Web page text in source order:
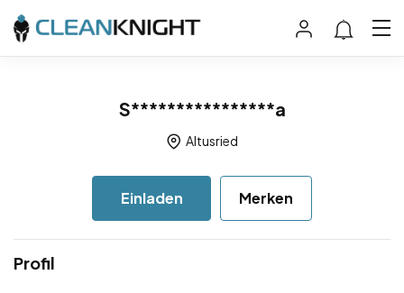
S****************a
Altusried
Einladen Merken
Profil